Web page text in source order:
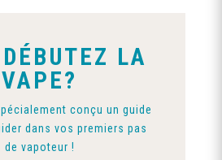
LA
VAPE?
conçu un guide
dans vos premiers pas
de vapoteur !